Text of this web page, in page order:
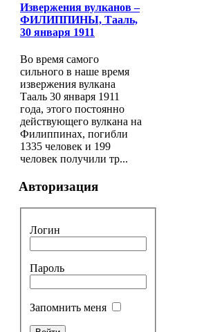
Извержения вулканов –
ФИЛИППИНЫ, Тааль,
30 января 1911
Во время самого
сильного в наше время
извержения вулкана
Тааль 30 января 1911
года, этого постоянно
действующего вулкана на
Филиппинах, погибли
1335 человек и 199
человек получили тр...
Авторизация
Логин
Пароль
Запомнить меня